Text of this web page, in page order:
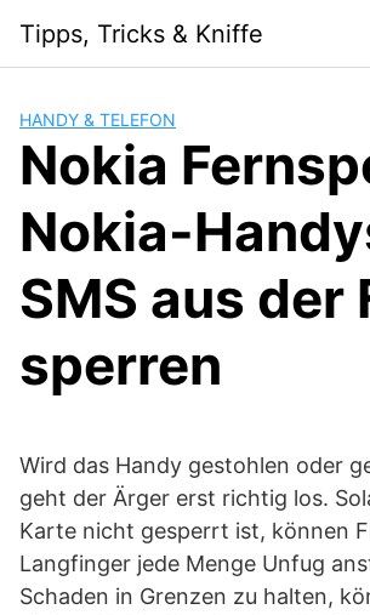
content
Tipps, Tricks & Kniffe
HANDY & TELEFON
Nokia
Nokia-
SMS aus der
sperren
Wird das Handy gestohlen oder
geht der Ärger erst richtig los.
Karte nicht gesperrt ist, können
Langfinger jede Menge Unfug
Schaden in Grenzen zu halten,